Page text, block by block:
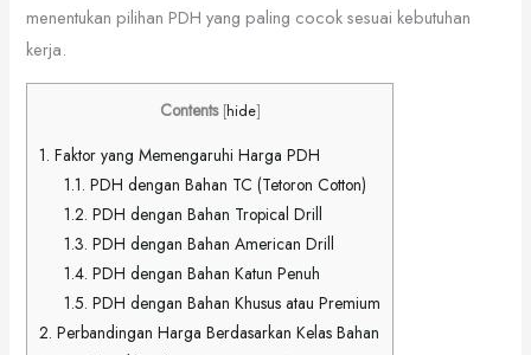
menentukan pilihan PDH yang paling cocok sesuai kebutuhan
kerja.
Contents [hide]
1. Faktor yang Memengaruhi Harga PDH
1.1. PDH dengan Bahan TC (Tetoron Cotton)
1.2. PDH dengan Bahan Tropical Drill
1.3. PDH dengan Bahan American Drill
1.4. PDH dengan Bahan Katun Penuh
1.5. PDH dengan Bahan Khusus atau Premium
2. Perbandingan Harga Berdasarkan Kelas Bahan